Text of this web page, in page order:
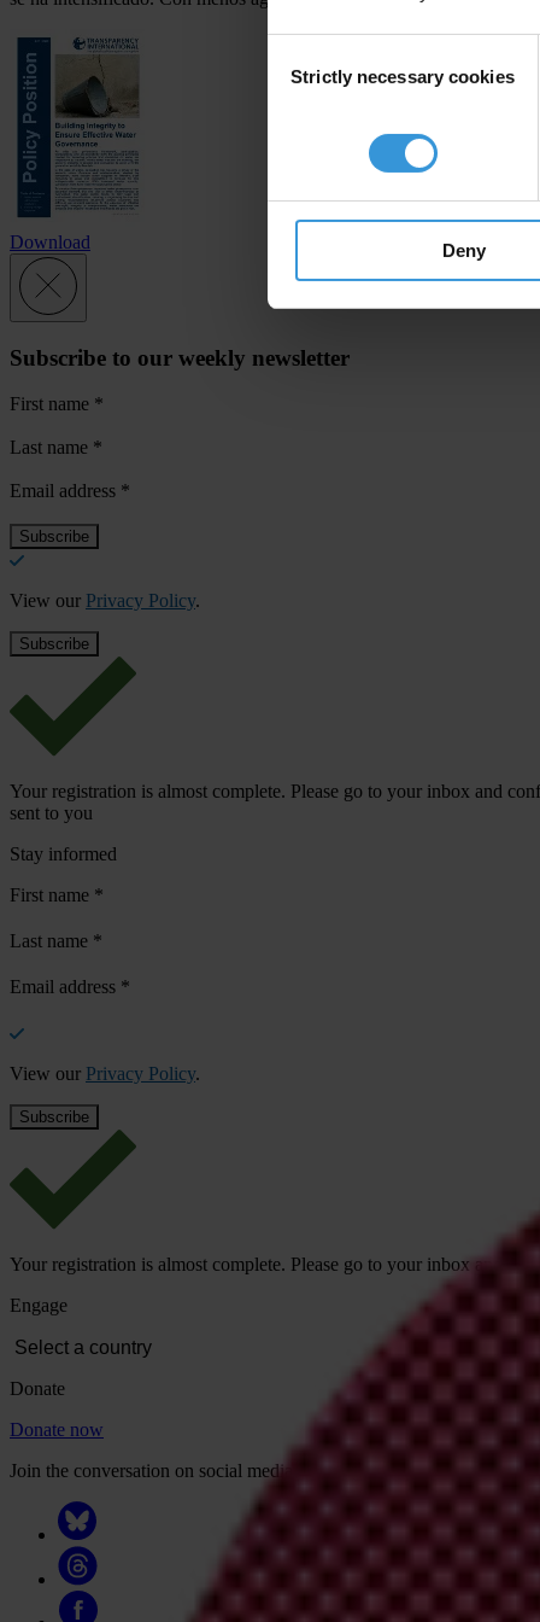
Selection
Strictly necessary cookies
Deny
Download
Subscribe to our weekly newsletter
First name *
Last name *
Email address *
View our Privacy Policy.
Your registration is almost complete. Please go to your inbox and
sent to you
Stay informed
First name *
Last name *
Email address *
View our Privacy Policy.
Your registration is almost complete. Please go to your inbox and
Engage
Donate
Donate now
Join the conversation on social media